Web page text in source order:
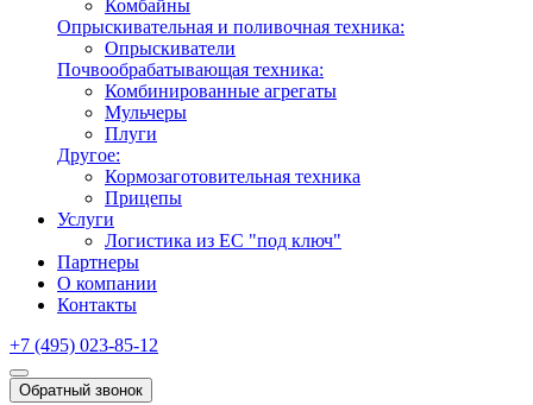
Комбайны
Опрыскивательная и поливочная техника:
Опрыскиватели
Почвообрабатывающая техника:
Комбинированные агрегаты
Мульчеры
Плуги
Другое:
Кормозаготовительная техника
Прицепы
Услуги
Логистика из ЕС "под ключ"
Партнеры
О компании
Контакты
+7 (495) 023-85-12
Обратный звонок